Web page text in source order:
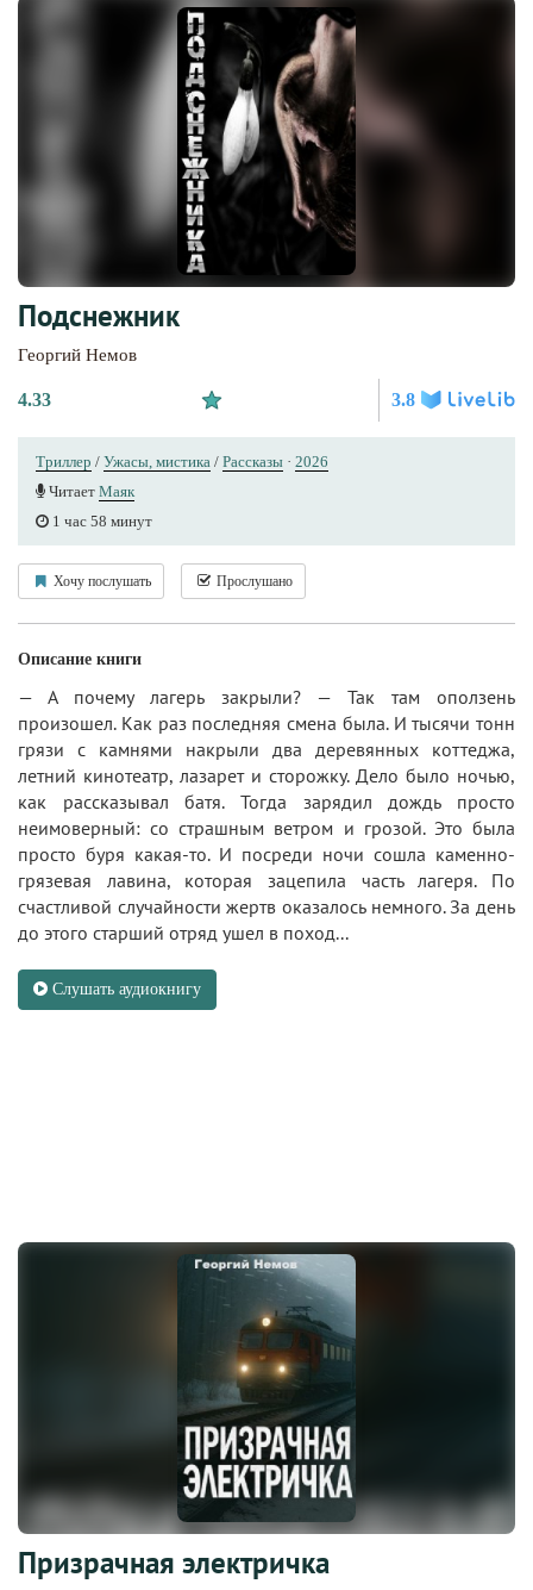
Подснежник
Георгий Немов
4.33 3.8
Триллер / Ужасы, мистика / Рассказы · 2026
Читает Маяк
1 час 58 минут
Хочу послушать Прослушано
Описание книги
— А почему лагерь закрыли? — Так там оползень
произошел. Как раз последняя смена была. И тысячи тонн
грязи с камнями накрыли два деревянных коттеджа,
летний кинотеатр, лазарет и сторожку. Дело было ночью,
как рассказывал батя. Тогда зарядил дождь просто
неимоверный: со страшным ветром и грозой. Это была
просто буря какая-то. И посреди ночи сошла каменно-
грязевая лавина, которая зацепила часть лагеря. По
счастливой случайности жертв оказалось немного. За день
до этого старший отряд ушел в поход...
Слушать аудиокнигу
Призрачная электричка